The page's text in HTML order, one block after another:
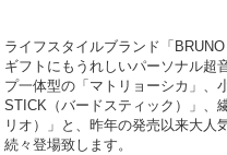
ライフスタイルブランド「
ギフトにもうれしいパーソナル超
プ一体型の「マトリョーシカ」、
STICK（バードスティック）」、
リオ）」と、昨年の発売以来大
続々登場致します。